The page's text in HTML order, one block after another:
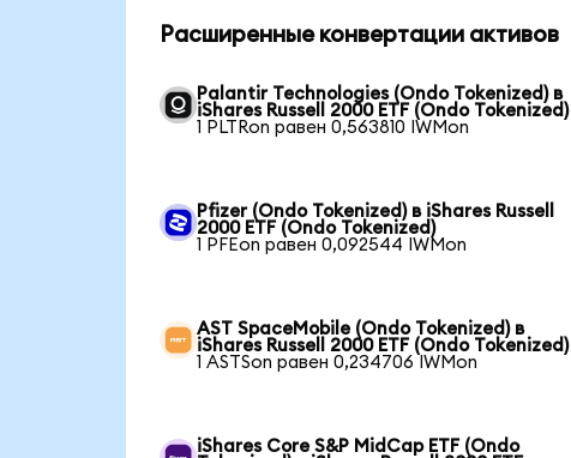
Расширенные конвертации активов
Palantir Technologies (Ondo Tokenized) в
iShares Russell 2000 ETF (Ondo Tokenized)
1 PLTRon равен 0,563810 IWMon
Pfizer (Ondo Tokenized) в iShares Russell
2000 ETF (Ondo Tokenized)
1 PFEon равен 0,092544 IWMon
AST SpaceMobile (Ondo Tokenized) в
iShares Russell 2000 ETF (Ondo Tokenized)
1 ASTSon равен 0,234706 IWMon
iShares Core S&P MidCap ETF (Ondo